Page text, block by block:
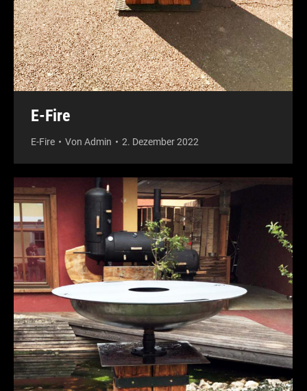
E-Fire
E-Fire Von Admin 2. Dezember 2022